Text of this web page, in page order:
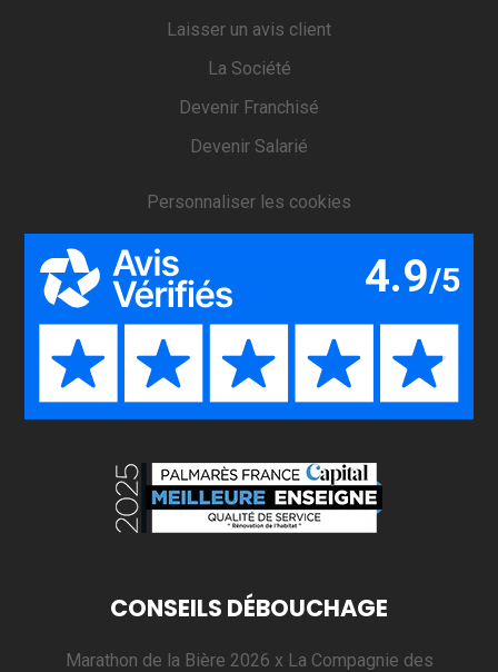
Laisser un avis client
La Société
Devenir Franchisé
Devenir Salarié
Personnaliser les cookies
CONSEILS DÉBOUCHAGE
Marathon de la Bière 2026 x La Compagnie des